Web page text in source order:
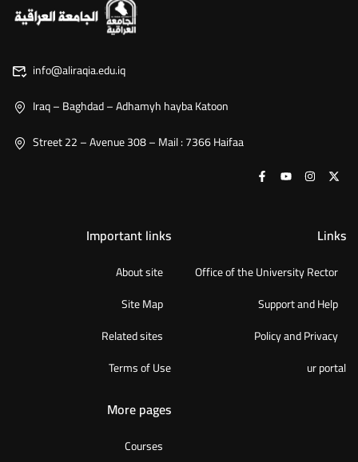
info@aliraqia.edu.iq
Iraq – Baghdad – Adhamyh hayba Katoon
Street 22 – Avenue 308 – Mail : 7366 Haifaa
Important links
About site
Site Map
Related sites
Terms of Use
Links
Office of the University Rector
Support and Help
Policy and Privacy
ur portal
More pages
Courses